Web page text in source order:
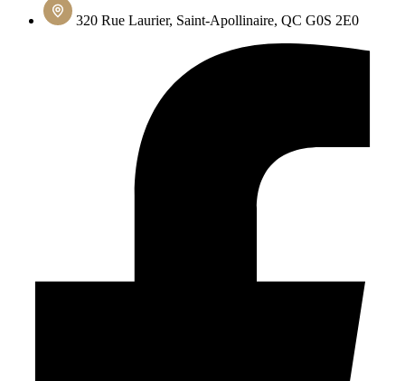
320 Rue Laurier, Saint-Apollinaire, QC G0S 2E0